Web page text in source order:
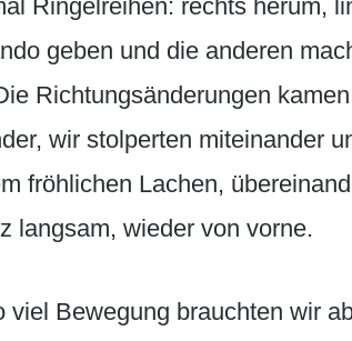
Ringelreihen: rechts herum,
geben und die anderen
Richtungsänderungen
wir stolperten miteinander
fröhlichen Lachen,
langsam, wieder von vorne.
viel Bewegung brauchten wir